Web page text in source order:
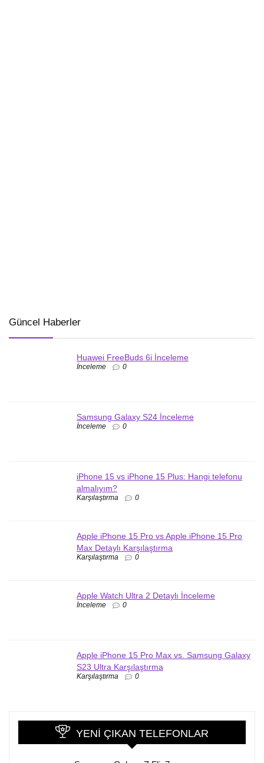
Güncel Haberler
Huawei FreeBuds 6i İnceleme
İnceleme 0
Samsung Galaxy S24 İnceleme
İnceleme 0
iPhone 15 vs iPhone 15 Plus: Hangi telefonu
almalıyım?
Karşılaştırma 0
Apple iPhone 15 Pro vs Apple iPhone 15 Pro
Max Detaylı Karşılaştırma
Karşılaştırma 0
Apple Watch Ultra 2 Detaylı İnceleme
İnceleme 0
Apple iPhone 15 Pro Max vs. Samsung Galaxy
S23 Ultra Karşılaştırma
Karşılaştırma 0
YENI ÇIKAN TELEFONLAR